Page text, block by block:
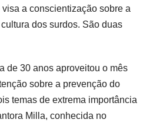
a conscientização sobre a
dos surdos. São duas
de 30 anos aproveitou o mês
sobre a prevenção do
temas de extrema importância
Milla, conhecida no